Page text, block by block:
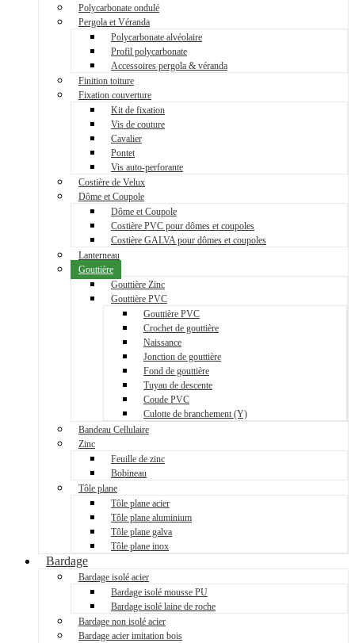
Polycarbonate ondulé
Pergola et Véranda
Polycarbonate alvéolaire
Profil polycarbonate
Accessoires pergola & véranda
Finition toiture
Fixation couverture
Kit de fixation
Vis de couture
Cavalier
Pontet
Vis auto-perforante
Costière de Velux
Dôme et Coupole
Dôme et Coupole
Costière PVC pour dômes et coupoles
Costière GALVA pour dômes et coupoles
Lanterneau
Gouttière
Gouttière Zinc
Gouttière PVC
Gouttière PVC
Crochet de gouttière
Naissance
Jonction de gouttière
Fond de gouttière
Tuyau de descente
Coude PVC
Culotte de branchement (Y)
Bandeau Cellulaire
Zinc
Feuille de zinc
Bobineau
Tôle plane
Tôle plane acier
Tôle plane aluminium
Tôle plane galva
Tôle plane inox
Bardage
Bardage isolé acier
Bardage isolé mousse PU
Bardage isolé laine de roche
Bardage non isolé acier
Bardage acier imitation bois